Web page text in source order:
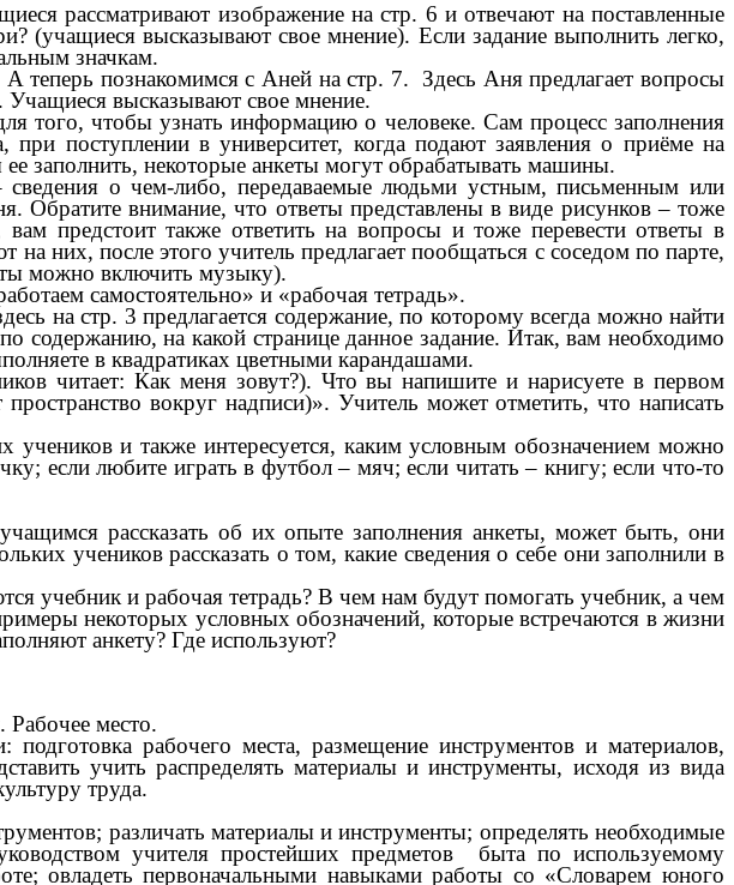
рассматривают изображение на стр. 6 и отвечают на поставленные
(учащиеся высказывают свое мнение). Если задание выполнить легко,
значкам.
познакомимся с Аней на стр. 7. Здесь Аня предлагает вопросы
Учащиеся высказывают свое мнение.
того, чтобы узнать информацию о человеке. Сам процесс заполнения
при поступлении в университет, когда подают заявления о приёме на
заполнить, некоторые анкеты могут обрабатывать машины.
о чем-либо, передаваемые людьми устным, письменным или
внимание, что ответы представлены в виде рисунков – тоже
предстоит также ответить на вопросы и тоже перевести ответы в
них, после этого учитель предлагает пообщаться с соседом по парте,
можно включить музыку).
самостоятельно» и «рабочая тетрадь».
на стр. 3 предлагается содержание, по которому всегда можно найти
содержанию, на какой странице данное задание. Итак, вам необходимо
в квадратиках цветными карандашами.
читает: Как меня зовут?). Что вы напишите и нарисуете в первом
вокруг надписи)». Учитель может отметить, что написать
и также интересуется, каким условным обозначением можно
если любите играть в футбол – мяч; если читать – книгу; если что-то
рассказать об их опыте заполнения анкеты, может быть, они
учеников рассказать о том, какие сведения о себе они заполнили в
учебник и рабочая тетрадь? В чем нам будут помогать учебник, а чем
некоторых условных обозначений, которые встречаются в жизни
анкету? Где используют?
место.
подготовка рабочего места, размещение инструментов и материалов,
учить распределять материалы и инструменты, исходя из вида
труда.
различать материалы и инструменты; определять необходимые
учителя простейших предметов быта по используемому
овладеть первоначальными навыками работы со «Словарем юного